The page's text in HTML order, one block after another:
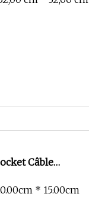
Câble
* 15.00cm